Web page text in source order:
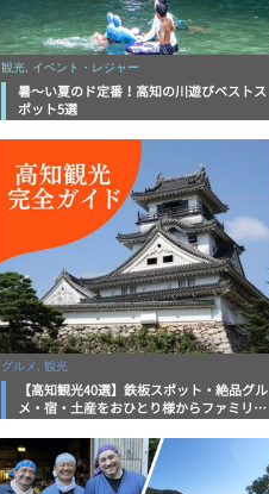
観光, イベント・レジャー
暑～い夏のド定番！高知の川遊びベストス
ポット5選
グルメ, 観光
【高知観光40選】鉄板スポット・絶品グル
メ・宿・土産をおひとり様からファミリー